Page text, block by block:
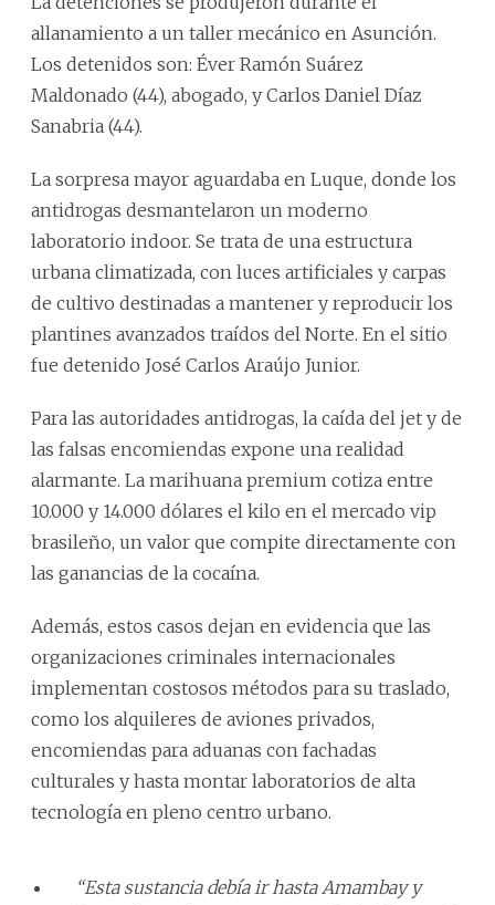
allanamiento a un taller mecánico en Asunción.
Los detenidos son: Éver Ramón Suárez
Maldonado (44), abogado, y Carlos Daniel Díaz
Sanabria (44).
La sorpresa mayor aguardaba en Luque, donde los
antidrogas desmantelaron un moderno
laboratorio indoor. Se trata de una estructura
urbana climatizada, con luces artificiales y carpas
de cultivo destinadas a mantener y reproducir los
plantines avanzados traídos del Norte. En el sitio
fue detenido José Carlos Araújo Junior.
Para las autoridades antidrogas, la caída del jet y de
las falsas encomiendas expone una realidad
alarmante. La marihuana premium cotiza entre
10.000 y 14.000 dólares el kilo en el mercado vip
brasileño, un valor que compite directamente con
las ganancias de la cocaína.
Además, estos casos dejan en evidencia que las
organizaciones criminales internacionales
implementan costosos métodos para su traslado,
como los alquileres de aviones privados,
encomiendas para aduanas con fachadas
culturales y hasta montar laboratorios de alta
tecnología en pleno centro urbano.
“Esta sustancia debía ir hasta Amambay y